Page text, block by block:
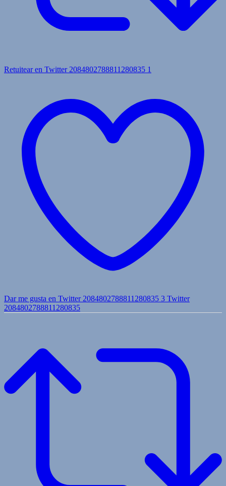
Retuitear en Twitter 2084802788811280835 1
Dar me gusta en Twitter 2084802788811280835 3 Twitter
2084802788811280835